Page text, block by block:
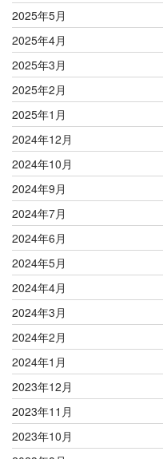
2025年5月
2025年4月
2025年3月
2025年2月
2025年1月
2024年12月
2024年10月
2024年9月
2024年7月
2024年6月
2024年5月
2024年4月
2024年3月
2024年2月
2024年1月
2023年12月
2023年11月
2023年10月